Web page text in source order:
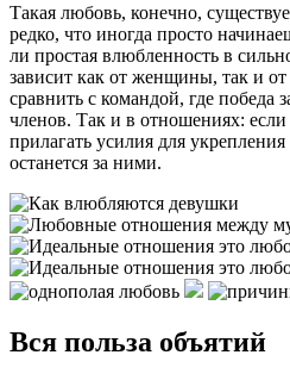
Такая любовь, конечно,
редко, что иногда просто
ли простая влюбленность в
зависит как от женщины, так и
сравнить с командой, где победа
членов. Так и в отношениях:
прилагать усилия для укрепления
останется за ними.
Вся польза объятий